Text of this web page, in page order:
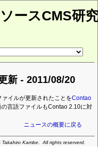
ースCMS研
新 - 2011/08/20
イルが更新されたことをContao
言語ファイルもContao 2.10に対
ニュースの概要に戻る
Kambe. All rights reserverd.